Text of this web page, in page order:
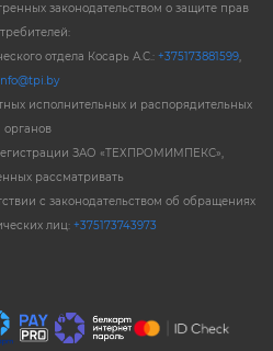
законодательством о защите прав
отдела Косарь А.С.: +375173881599,
исполнительных и распорядительных
органов
ЗАО «ТЕХПРОМИМПЕКС»,
рассматривать
с законодательством об обращениях
лиц: +375173743973